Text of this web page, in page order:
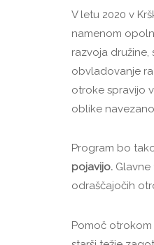
V letu 2020 v
namenom
razvoja
obvladovanje
otroke spravijo
oblike
Program bo
pojavijo.
odraščajočih
Pomoč otrokom